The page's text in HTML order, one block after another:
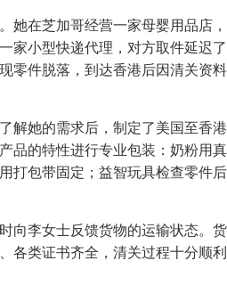
她在芝加哥经营一家母婴用品店
家小型快递代理，对方取件延迟
零件脱落，到达香港后因清关资
解她的需求后，制定了美国至香
品的特性进行专业包装：奶粉用
打包带固定；益智玩具检查零件
向李女士反馈货物的运输状态。
各类证书齐全，清关过程十分顺